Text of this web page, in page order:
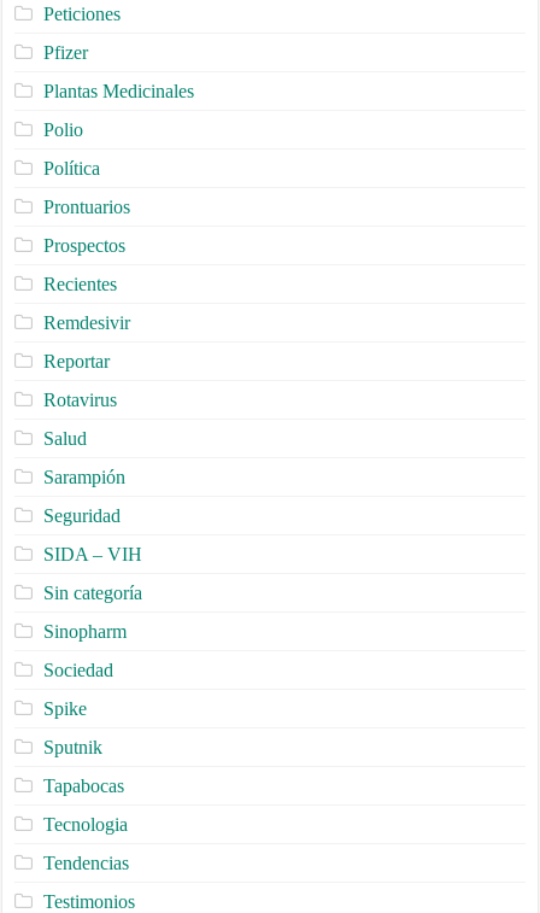
Peticiones
Pfizer
Plantas Medicinales
Polio
Política
Prontuarios
Prospectos
Recientes
Remdesivir
Reportar
Rotavirus
Salud
Sarampión
Seguridad
SIDA – VIH
Sin categoría
Sinopharm
Sociedad
Spike
Sputnik
Tapabocas
Tecnologia
Tendencias
Testimonios